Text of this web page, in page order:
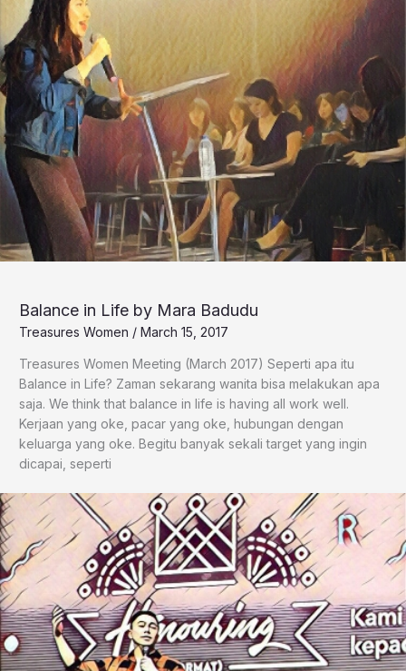
Balance in Life by Mara Badudu
Treasures Women / March 15, 2017
Treasures Women Meeting (March 2017) Seperti apa itu
Balance in Life? Zaman sekarang wanita bisa melakukan apa
saja. We think that balance in life is having all work well.
Kerjaan yang oke, pacar yang oke, hubungan dengan
keluarga yang oke. Begitu banyak sekali target yang ingin
dicapai, seperti